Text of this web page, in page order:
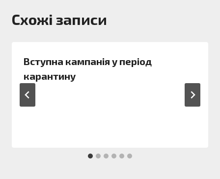
Схожі записи
Вступна кампанія у період
карантину